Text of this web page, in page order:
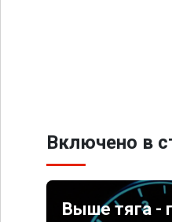
Включено в
Выше тяга -